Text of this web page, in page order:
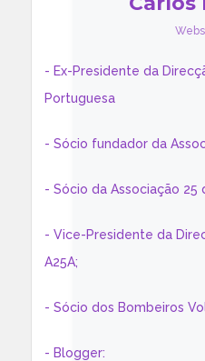
- Ex-Presidente da
Portuguesa
- Sócio fundador da
- Sócio da Associação 25
- Vice-Presidente da
A25A;
- Sócio dos Bombeiros
- Blogger: